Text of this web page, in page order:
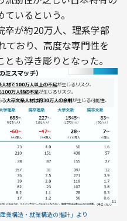
いるという。
卒が約20万人、理系学部
ており、高度な専門性を
も浮き彫りとなった。
業構造・就業構造の推計」より